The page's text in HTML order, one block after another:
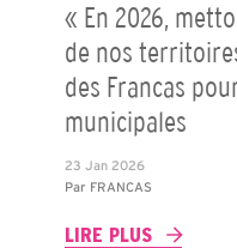
« En 2026,
de nos
des Francas
municipales
23 Jan 2026
Par FRANCAS
LIRE PLUS